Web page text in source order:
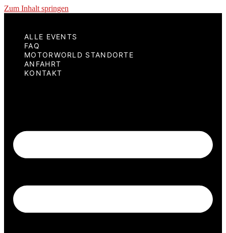
Zum Inhalt springen
ALLE EVENTS
FAQ
MOTORWORLD STANDORTE
ANFAHRT
KONTAKT